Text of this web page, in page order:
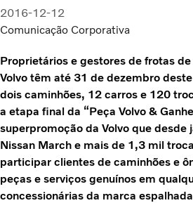
2016-12-12
Comunicação Corporativa
Proprietários e gestores de frotas
Volvo têm até 31 de dezembro
dois caminhões, 12 carros e 120
a etapa final da “Peça Volvo &
superpromoção da Volvo que desde
Nissan March e mais de 1,3 mil
participar clientes de caminhões e
peças e serviços genuínos em
concessionárias da marca